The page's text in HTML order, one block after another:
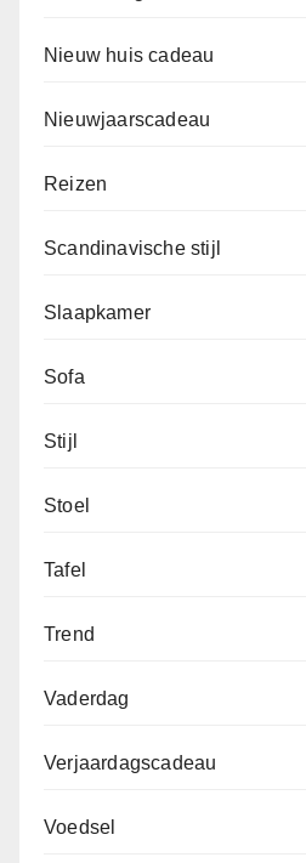
Nieuw huis cadeau
Nieuwjaarscadeau
Reizen
Scandinavische stijl
Slaapkamer
Sofa
Stijl
Stoel
Tafel
Trend
Vaderdag
Verjaardagscadeau
Voedsel